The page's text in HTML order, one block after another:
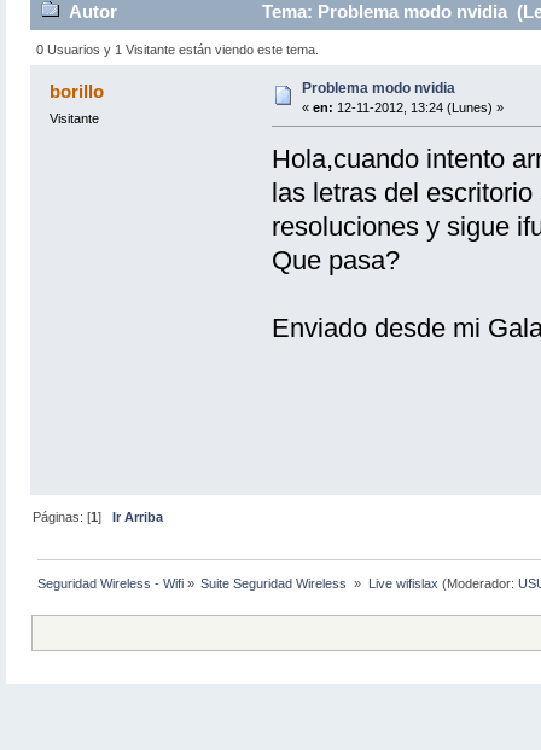
Autor Tema: Problema modo nvidia
0 Usuarios y 1 Visitante están viendo este tema.
borillo
Visitante
Problema modo nvidia
« en: 12-11-2012, 13:24 (Lunes) »
Hola,cuando intento
las letras del
resoluciones y sigue
Que pasa?
Enviado desde mi
Páginas: [1]Ir Arriba
Seguridad Wireless - Wifi » Suite Seguridad Wireless » Live wifislax (Moderador: